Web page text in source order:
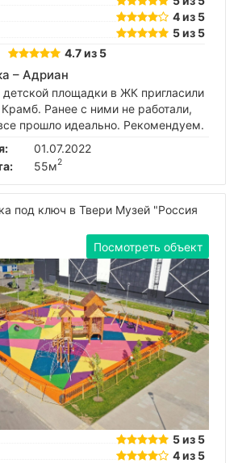
4 из 5
5 из 5
4.7 из 5
– Адриан
площадки в ЖК пригласили
Ранее с ними не работали,
прошло идеально. Рекомендуем.
01.07.2022
55м2
под ключ в Твери Музей "Россия
Посмотреть объект
5 из 5
4 из 5